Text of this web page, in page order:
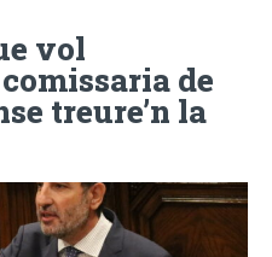
vol
de
treure’n la